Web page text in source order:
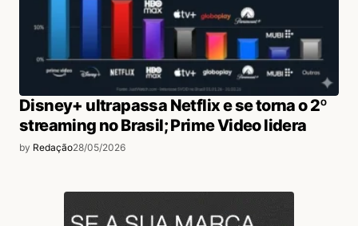
Disney+ ultrapassa Netflix e se torna o 2º
streaming no Brasil; Prime Video lidera
by Redação28/05/2026